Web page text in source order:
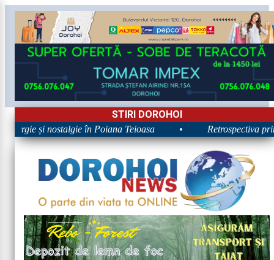
STIRI DOROHOI
și nostalgie în Poiana Teioasa Retrospectiva